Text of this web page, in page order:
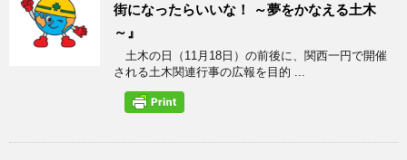
街になったらいいな！ ～夢をかなえる土木
～』
土木の日（11月18日）の前後に、関西一円で開催
される土木関連行事の広報を目的 ...